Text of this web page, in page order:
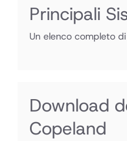
Principali
Un elenco completo
Download
Copeland